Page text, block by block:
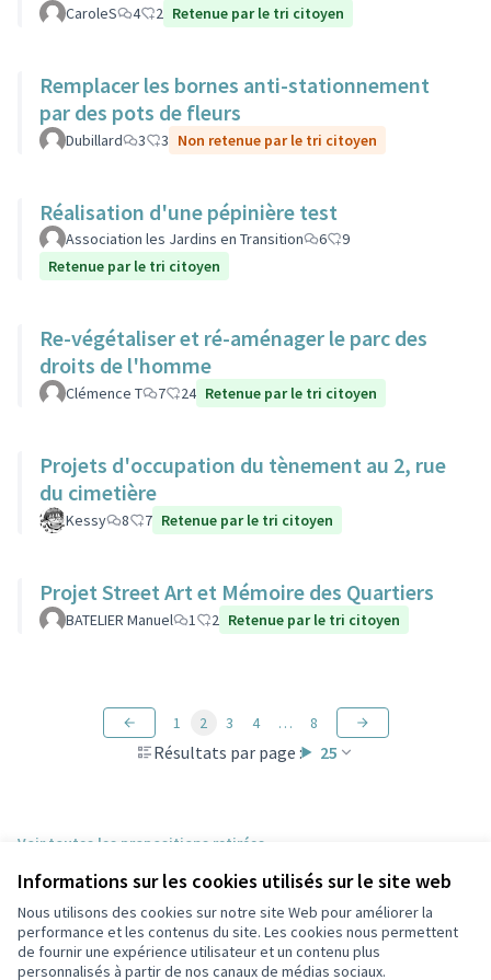
Informations sur les cookies utilisés sur le site web
Nous utilisons des cookies sur notre site Web pour améliorer la
performance et les contenus du site. Les cookies nous permettent
de fournir une expérience utilisateur et un contenu plus
personnalisés à partir de nos canaux de médias sociaux.
CaroleS 4 2 Retenue par le tri citoyen
Remplacer les bornes anti-stationnement
par des pots de fleurs
Dubillard 3 3 Non retenue par le tri citoyen
Réalisation d'une pépinière test
Association les Jardins en Transition 6
9
Retenue par le tri citoyen
Re-végétaliser et ré-aménager le parc des
droits de l'homme
Clémence T 7 24 Retenue par le tri citoyen
Projets d'occupation du tènement au 2, rue
du cimetière
Kessy 8 7 Retenue par le tri citoyen
Projet Street Art et Mémoire des Quartiers
BATELIER Manuel 1 2 Retenue par le tri citoyen
Résultats par page : 25
1 2 3 4 … 8
Voir toutes les propositions retirées
Conditions d'utilisation
Paramètres des cookies
Participez Villeurbanne sur X
Participez Villeurbanne sur Facebook
Participez Villeurbanne sur Instagram
Participez Villeurbanne sur YouTube